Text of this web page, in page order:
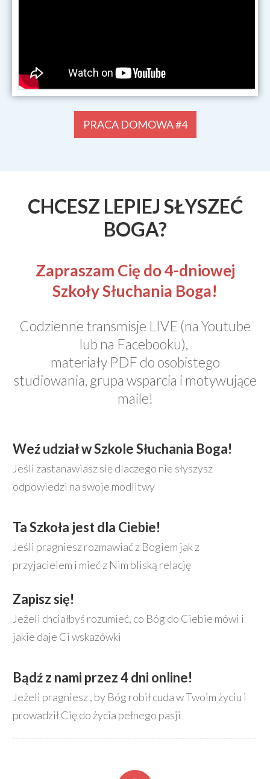
PRACA DOMOWA #4
CHCESZ LEPIEJ SŁYSZEĆ
BOGA?
Zapraszam Cię do 4-dniowej
Szkoły Słuchania Boga!
Codzienne transmisje LIVE (na Youtube
lub na Facebooku),
materiały PDF do osobistego
studiowania, grupa wsparcia i motywujące
maile!
Weź udział w Szkole Słuchania Boga!
Jeśli zastanawiasz się dlaczego nie słyszysz
odpowiedzi na swoje modlitwy
Ta Szkoła jest dla Ciebie!
Jeśli pragniesz rozmawiać z Bogiem jak z
przyjacielem i mieć z Nim bliską relację
Zapisz się!
Jeżeli chciałbyś rozumieć, co Bóg do Ciebie mówi i
jakie daje Ci wskazówki
Bądź z nami przez 4 dni online!
Jeżeli pragniesz , by Bóg robił cuda w Twoim życiu i
prowadził Cię do życia pełnego pasji